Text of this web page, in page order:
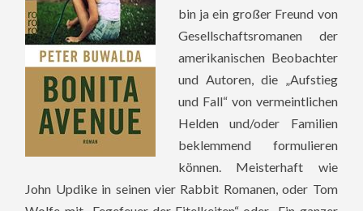
bin ja ein großer Freund von
Gesellschaftsromanen der
amerikanischen Beobachter
und Autoren, die „Aufstieg
und Fall“ von vermeintlichen
Helden und/oder Familien
beklemmend formulieren
können. Meisterhaft wie
John Updike in seinen vier Rabbit Romanen, oder Tom